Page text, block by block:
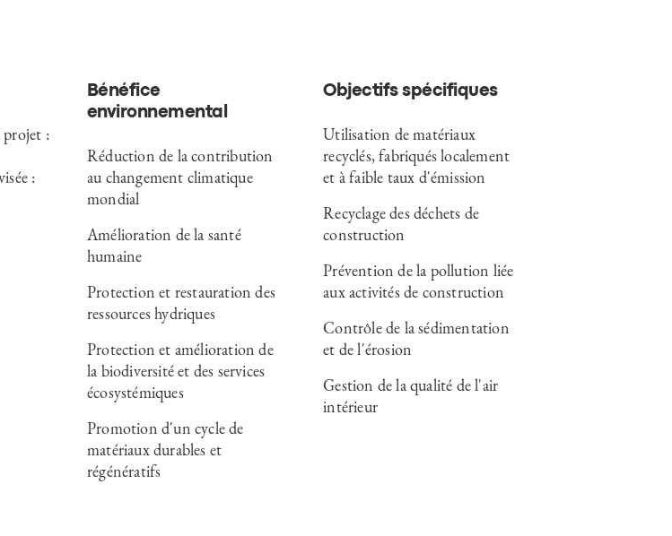
projet :
:
Bénéfice
environnemental
Réduction de la contribution
au changement climatique
mondial
Amélioration de la santé
humaine
Protection et restauration des
ressources hydriques
Protection et amélioration de
la biodiversité et des services
écosystémiques
Promotion d'un cycle de
matériaux durables et
régénératifs
Objectifs spécifiques
Utilisation de matériaux
recyclés, fabriqués localement
et à faible taux d'émission
Recyclage des déchets de
construction
Prévention de la pollution liée
aux activités de construction
Contrôle de la sédimentation
et de l'érosion
Gestion de la qualité de l'air
intérieur